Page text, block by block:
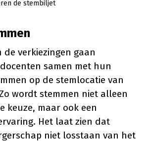
de stembiljet
de verkiezingen gaan
samen met hun
op de stemlocatie van
wordt stemmen niet alleen
keuze, maar ook een
Het laat zien dat
niet losstaan van het